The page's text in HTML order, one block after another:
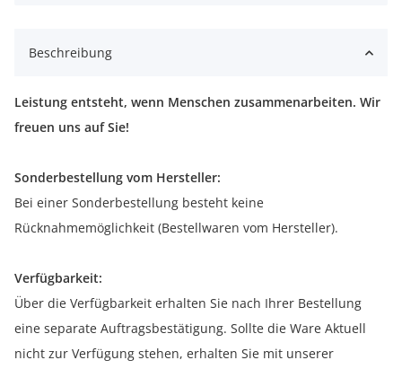
Beschreibung
Leistung entsteht, wenn Menschen zusammenarbeiten. Wir
freuen uns auf Sie!
Sonderbestellung vom Hersteller:
Bei einer Sonderbestellung besteht keine
Rücknahmemöglichkeit (Bestellwaren vom Hersteller).
Verfügbarkeit:
Über die Verfügbarkeit erhalten Sie nach Ihrer Bestellung
eine separate Auftragsbestätigung. Sollte die Ware Aktuell
nicht zur Verfügung stehen, erhalten Sie mit unserer